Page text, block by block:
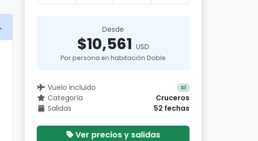
Desde
$10,561 USD
Por persona en habitación Doble
Vuelo incluido Sí
Categoría
Cruceros
Salidas
52 fechas
Ver precios y salidas